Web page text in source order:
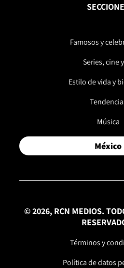
Famosos y
Series, cine
Estilo de vida y
Música
México
© 2026, RCN MEDIOS.
Términos y
Política de datos